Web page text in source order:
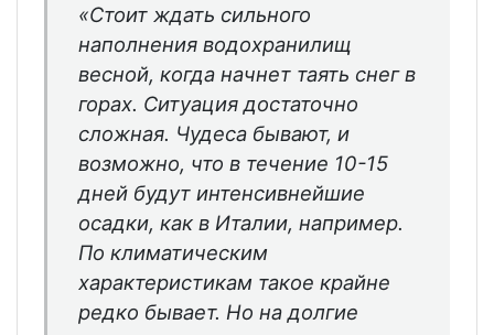
«Стоит ждать сильного
наполнения водохранилищ
весной, когда начнет таять снег в
горах. Ситуация достаточно
сложная. Чудеса бывают, и
возможно, что в течение 10-15
дней будут интенсивнейшие
осадки, как в Италии, например.
По климатическим
характеристикам такое крайне
редко бывает. Но на долгие